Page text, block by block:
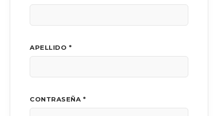
APELLIDO *
CONTRASEÑA *